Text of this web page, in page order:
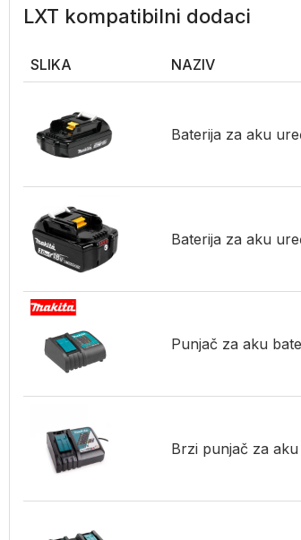
LXT kompatibilni dodaci
SLIKA NAZIV
Baterija za aku
Baterija za aku
Punjač za aku
Brzi punjač za aku